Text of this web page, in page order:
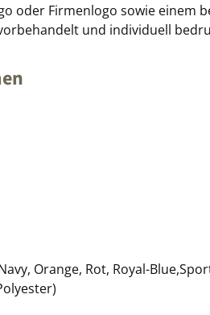
Firmenlogo sowie einem
und individuell
Orange, Rot, Royal-